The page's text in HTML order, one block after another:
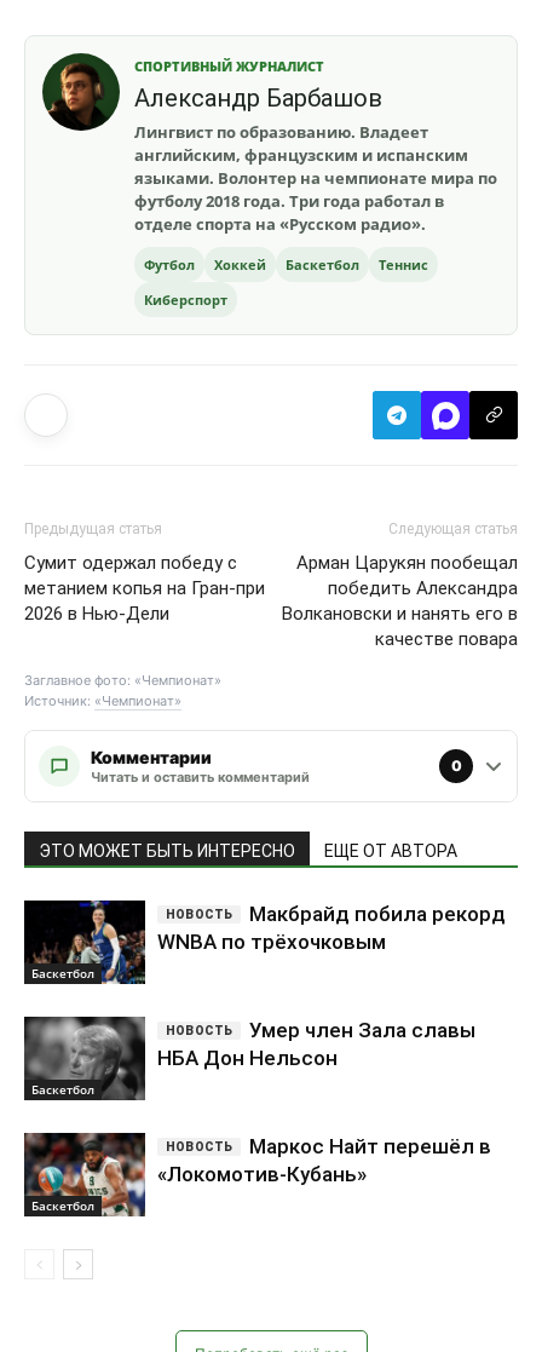
СПОРТИВНЫЙ ЖУРНАЛИСТ
Александр Барбашов
Лингвист по образованию. Владеет
английским, французским и испанским
языками. Волонтер на чемпионате мира по
футболу 2018 года. Три года работал в
отделе спорта на «Русском радио».
Футбол Хоккей Баскетбол
Теннис
Киберспорт
Предыдущая статья
Сумит одержал победу с
метанием копья на Гран-при
2026 в Нью-Дели
Следующая статья
Арман Царукян пообещал
победить Александра
Волкановски и нанять его в
качестве повара
Заглавное фото: «Чемпионат»
Источник: «Чемпионат»
Комментарии
Читать и оставить комментарий
0
ЭТО МОЖЕТ БЫТЬ ИНТЕРЕСНО ЕЩЕ ОТ АВТОРА
Баскетбол
Макбрайд побила рекорд
WNBA по трёхочковым
Баскетбол
Умер член Зала славы
НБА Дон Нельсон
Баскетбол
Маркос Найт перешёл в
«Локомотив-Кубань»